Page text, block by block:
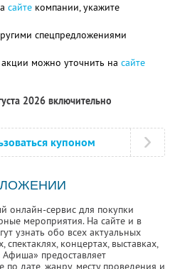
сайте компании, укажите
спецпредложениями
можно уточнить на сайте
2026 включительно
купоном
онлайн-сервис для покупки
мероприятия. На сайте и в
узнать обо всех актуальных
концертах, выставках,
предоставляет
дате, жанру, месту проведения и